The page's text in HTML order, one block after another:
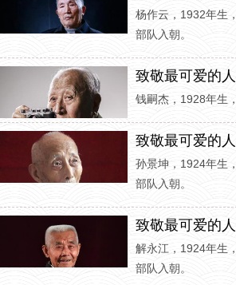
杨作云，1932年生
部队入朝。
致敬最可爱的
钱嗣杰，1928年生
致敬最可爱的
孙景坤，1924年生
部队入朝。
致敬最可爱的
解永江，1924年生
部队入朝。